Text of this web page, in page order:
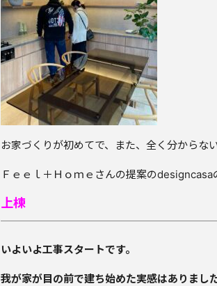
お家づくりが初めてで、また、全く分からな
Ｆｅｅｌ＋Ｈｏｍｅさんの提案のdesigncasa
上棟
いよいよ工事スタートです。
我が家が目の前で建ち始めた実感はありまし